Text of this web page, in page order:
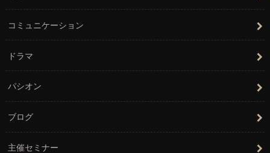
コミュニケーション
ドラマ
パシオン
ブログ
主催セミナー